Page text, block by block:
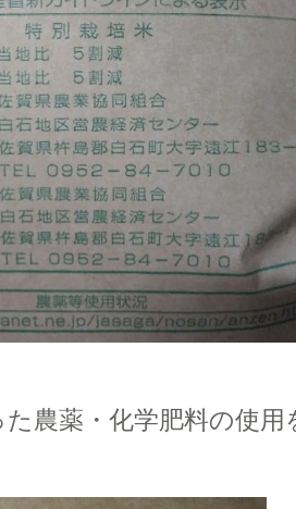
農薬・化学肥料の使